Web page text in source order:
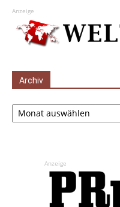
Anzeige
Archiv
Archiv
Anzeige